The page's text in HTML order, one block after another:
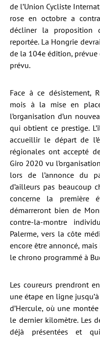
de l’Union Cycliste
rose en octobre a
décliner la proposition
reportée. La Hongrie
de la 104e édition, prévue
prévu.
Face à ce désistement,
mois à la mise en
l’organisation d’un
qui obtient ce prestige.
accueillir le départ de
régionales ont accepté
Giro 2020 vu
lors de l’annonce du
d’ailleurs pas beaucoup
concerne la première
démarreront bien de
contre-la-montre
Palerme, vers la côte
encore être annoncé,
le chrono programmé à
Les coureurs prendront
une étape en ligne
d’Hercule, où une
le dernier kilomètre. Les
déjà présentées et